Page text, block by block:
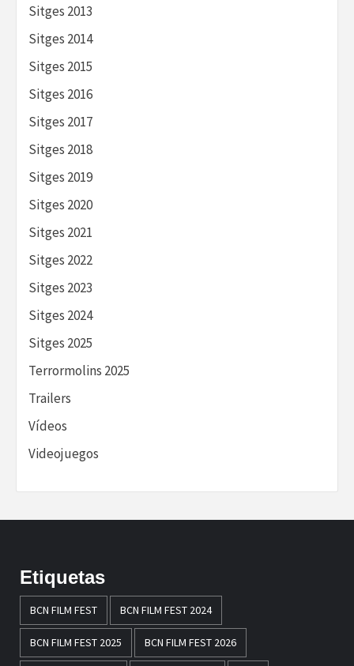
Sitges 2013
Sitges 2014
Sitges 2015
Sitges 2016
Sitges 2017
Sitges 2018
Sitges 2019
Sitges 2020
Sitges 2021
Sitges 2022
Sitges 2023
Sitges 2024
Sitges 2025
Terrormolins 2025
Trailers
Vídeos
Videojuegos
Etiquetas
BCN FILM FEST BCN FILM FEST 2024
BCN FILM FEST 2025 BCN FILM FEST 2026